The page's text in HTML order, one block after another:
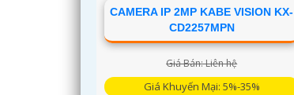
CAMERA IP 2MP KABE VISION KX-
CD2257MPN
Giá Bán: Liên hệ
Giá Khuyến Mại: 5%-35%